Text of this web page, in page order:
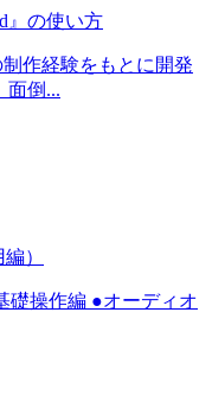
』の使い方
制作経験をもとに開発
面倒...
）
礎操作編 ●オーディオ